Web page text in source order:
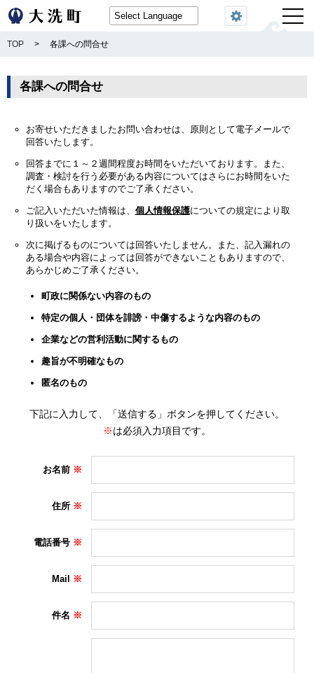
閲覧機能
TOP > 各課への問合せ
各課への問合せ
お寄せいただきましたお問い合わせは、原則として電子メールで
回答いたします。
回答までに１～２週間程度お時間をいただいております。また、
調査・検討を行う必要がある内容についてはさらにお時間をいた
だく場合もありますのでご了承ください。
ご記入いただいた情報は、 個人情報保護についての規定により取
り扱いをいたします。
次に掲げるものについては回答いたしません。また、記入漏れの
ある場合や内容によっては回答ができないこともありますので、
あらかじめご了承ください。
町政に関係ない内容のもの
特定の個人・団体を誹謗・中傷するような内容のもの
企業などの営利活動に関するもの
趣旨が不明確なもの
匿名のもの
下記に入力して、「送信する」ボタンを押してください。
※は必須入力項目です。
お名前
住所
電話番号
Mail
件名